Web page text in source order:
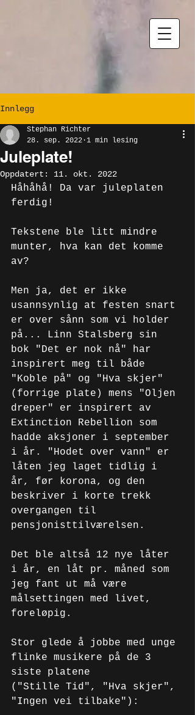
Innlegg
Juleplate!
Stephan Richter
28. sep. 2022 1 min lesing
Oppdatert: 11. okt. 2022
Håhåhå! Da var juleplaten
ferdig!
Tekstene ble litt mindre
munter, hva kan det komme
av?
Men ja, det er ikke
usannsynlig at festen snart
er over sånn som vi holder
på... Linn Stalsberg sin
bok "Det er nok nå" har
inspirert meg til både
"Koble på" og "Hva skjer"
(forrige plate) mens "Oljen
dreper" er inspirert av
Extinction Rebellion som
hadde aksjoner i september
i år. "Hodet over vann" er
låten jeg laget tidlig i
år, før korona, og den
beskriver i korte trekk
overgangen til
pensjonisttilværelsen.
Det ble altså 12 nye låter
i år, en låt pr. måned som
jeg fant ut må være
målsettingen med livet,
foreløpig.
Stor glede å jobbe med unge
flinke musikere på de 3
siste platene
("Stille Tid", "Hva skjer",
"Ingen vei tilbake"):